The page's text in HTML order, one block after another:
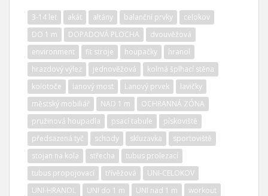
3-14 let akát altány balanční prvky
celokov
DO 1 m
DOPADOVÁ PLOCHA
dvouvěžová
environment
fit stroje houpačky
hranol
hrazdový výlez
jednověžová
kolmá šplhací stěna
kolotoče
lanový most Lanový prvek
lavičky
městský mobiliář
NAD 1 m
OCHRANNÁ ZÓNA
pružinová houpadla
psací tabule
pískoviště
předsazená tyč
schody skluzavka
sportoviště
stojan na kola
střecha
tubus prolezací
tubus propojovací
třívěžová
UNI-CELOKOV
UNI-HRANOL
UNI do 1 m UNI nad 1 m
workout